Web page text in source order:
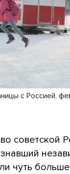
с Россией,
советской
чуть